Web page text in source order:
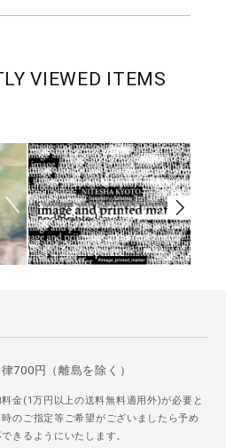
VIEWED ITEMS
700円（離島を除く）
金(1万円以上の送料無料適用外)が必要と
のご指定等ご希望がございましたら予め
きるようにいたします。